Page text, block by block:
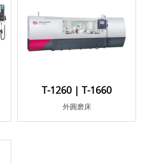
T-1260 | T-1660
外圓磨床